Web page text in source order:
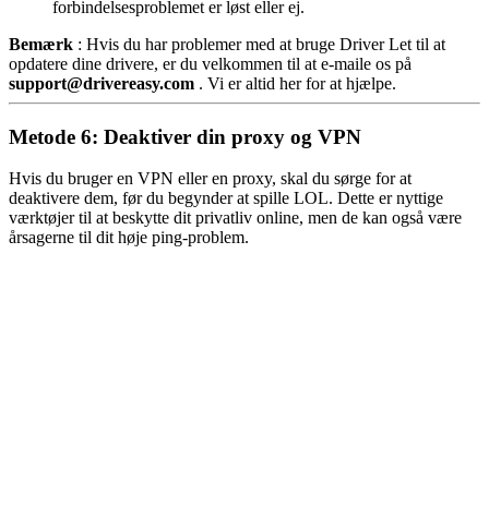
forbindelsesproblemet er løst eller ej.
Bemærk : Hvis du har problemer med at bruge Driver Let til at
opdatere dine drivere, er du velkommen til at e-maile os på
support@drivereasy.com . Vi er altid her for at hjælpe.
Metode 6: Deaktiver din proxy og VPN
Hvis du bruger en VPN eller en proxy, skal du sørge for at
deaktivere dem, før du begynder at spille LOL. Dette er nyttige
værktøjer til at beskytte dit privatliv online, men de kan også være
årsagerne til dit høje ping-problem.